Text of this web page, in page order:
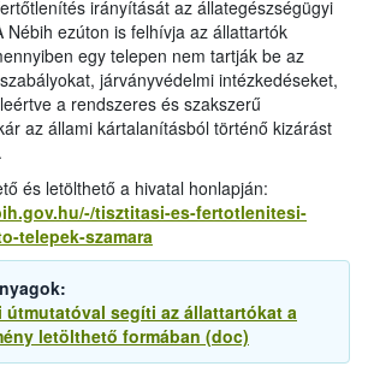
irányítását az állategészségügyi
Nébih ezúton is felhívja az állattartók
egy telepen nem tartják be az
járványvédelmi intézkedéseket,
a rendszeres és szakszerű
az állami kártalanításból történő kizárást
és letölthető a hivatal honlapján:
tisztitasi-es-fertotlenitesi-
telepek-szamara
segíti az állattartókat a
letölthető formában (doc)